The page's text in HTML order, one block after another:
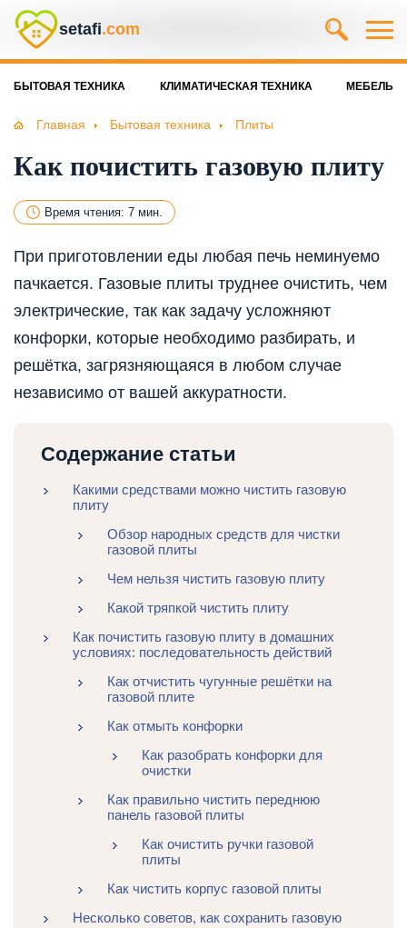
setafi.com
БЫТОВАЯ ТЕХНИКА КЛИМАТИЧЕСКАЯ ТЕХНИКА МЕБЕЛЬ
Главная Бытовая техника Плиты
Как почистить газовую плиту
Время чтения: 7 мин.
При приготовлении еды любая печь неминуемо
пачкается. Газовые плиты труднее очистить, чем
электрические, так как задачу усложняют
конфорки, которые необходимо разбирать, и
решётка, загрязняющаяся в любом случае
независимо от вашей аккуратности.
Содержание статьи
Какими средствами можно чистить газовую
плиту
Обзор народных средств для чистки
газовой плиты
Чем нельзя чистить газовую плиту
Какой тряпкой чистить плиту
Как почистить газовую плиту в домашних
условиях: последовательность действий
Как отчистить чугунные решётки на
газовой плите
Как отмыть конфорки
Как разобрать конфорки для
очистки
Как правильно чистить переднюю
панель газовой плиты
Как очистить ручки газовой
плиты
Как чистить корпус газовой плиты
Несколько советов, как сохранить газовую